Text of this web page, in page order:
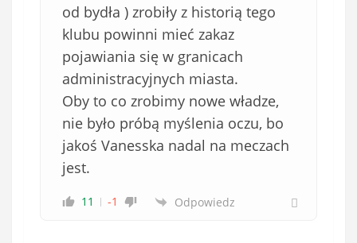
od bydła ) zrobiły z historią tego
klubu powinni mieć zakaz
pojawiania się w granicach
administracyjnych miasta.
Oby to co zrobimy nowe władze,
nie było próbą myślenia oczu, bo
jakoś Vanesska nadal na meczach
jest.
11 -1 Odpowiedz